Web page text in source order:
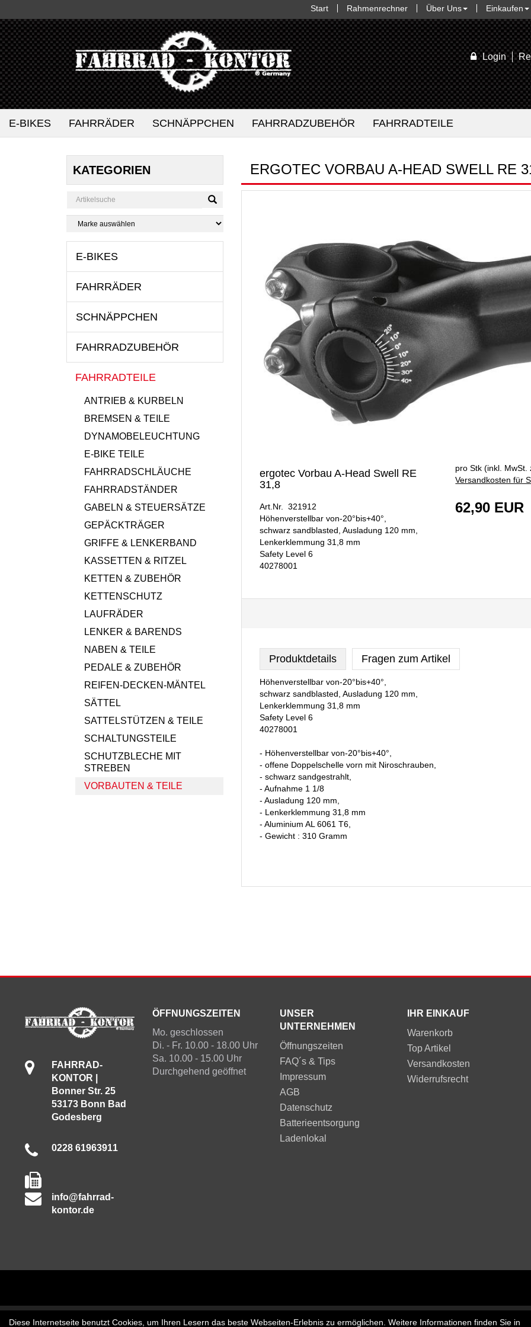
Start Rahmenrechner Über Uns Einkaufen
Login
E-BIKES FAHRRÄDER SCHNÄPPCHEN FAHRRADZUBEHÖR FAHRRADTEILE
KATEGORIEN
E-BIKES
FAHRRÄDER
SCHNÄPPCHEN
FAHRRADZUBEHÖR
FAHRRADTEILE
ANTRIEB & KURBELN
BREMSEN & TEILE
DYNAMOBELEUCHTUNG
E-BIKE TEILE
FAHRRADSCHLÄUCHE
FAHRRADSTÄNDER
GABELN & STEUERSÄTZE
GEPÄCKTRÄGER
GRIFFE & LENKERBAND
KASSETTEN & RITZEL
KETTEN & ZUBEHÖR
KETTENSCHUTZ
LAUFRÄDER
LENKER & BARENDS
NABEN & TEILE
PEDALE & ZUBEHÖR
REIFEN-DECKEN-MÄNTEL
SÄTTEL
SATTELSTÜTZEN & TEILE
SCHALTUNGSTEILE
SCHUTZBLECHE MIT
STREBEN
VORBAUTEN & TEILE
ERGOTEC VORBAU A-HEAD SWELL RE
ergotec Vorbau A-Head Swell RE
31,8
Art.Nr. 321912
Höhenverstellbar von-20°bis+40°,
schwarz sandblasted, Ausladung 120 mm,
Lenkerklemmung 31,8 mm
Safety Level 6
40278001
pro Stk (inkl. MwSt.
Versandkosten für
62,90 EUR
Produktdetails Fragen zum Artikel
Höhenverstellbar von-20°bis+40°,
schwarz sandblasted, Ausladung 120 mm,
Lenkerklemmung 31,8 mm
Safety Level 6
40278001
- Höhenverstellbar von-20°bis+40°,
- offene Doppelschelle vorn mit Niroschrauben,
- schwarz sandgestrahlt,
- Aufnahme 1 1/8
- Ausladung 120 mm,
- Lenkerklemmung 31,8 mm
- Aluminium AL 6061 T6,
- Gewicht : 310 Gramm
FAHRRAD-
KONTOR |
Bonner Str. 25
53173 Bonn Bad
Godesberg
0228 61963911
info@fahrrad-
kontor.de
ÖFFNUNGSZEITEN
Mo. geschlossen
Di. - Fr. 10.00 - 18.00 Uhr
Sa. 10.00 - 15.00 Uhr
Durchgehend geöffnet
UNSER
UNTERNEHMEN
Öffnungszeiten
FAQ´s & Tips
Impressum
AGB
Datenschutz
Batterieentsorgung
Ladenlokal
IHR EINKAUF
Warenkorb
Top Artikel
Versandkosten
Widerrufsrecht
Diese Internetseite benutzt Cookies, um Ihren Lesern das beste Webseiten-Erlebnis zu ermöglichen. Weitere Informationen finden Sie in